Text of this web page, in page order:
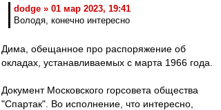
dodge » 01 мар 2023, 19:41
Володя, конечно интересно
Дима, обещанное про распоряжение об
окладах, устанавливаемых с марта 1966 года.
Документ Московского горсовета общества
"Спартак". Во исполнение, что интересно,